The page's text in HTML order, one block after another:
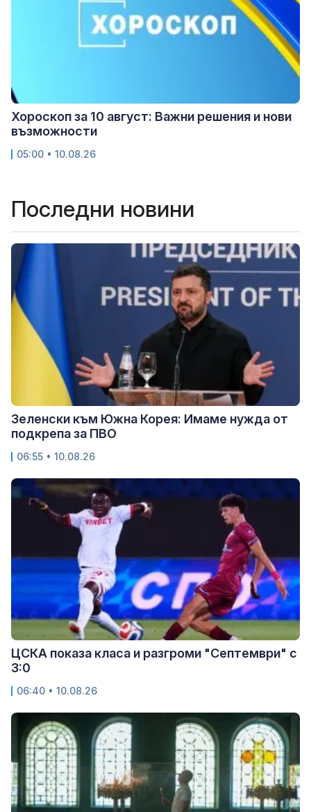
Хороскоп за 10 август: Важни решения и нови
възможности
05:00 • 10.08.26
Последни новини
Зеленски към Южна Корея: Имаме нужда от
подкрепа за ПВО
06:55 • 10.08.26
ЦСКА показа класа и разгроми "Септември" с
3:0
06:40 • 10.08.26